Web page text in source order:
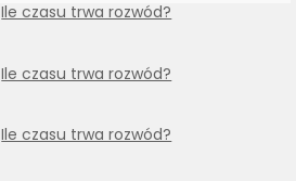
Ile czasu trwa rozwód?
Ile czasu trwa rozwód?
Ile czasu trwa rozwód?